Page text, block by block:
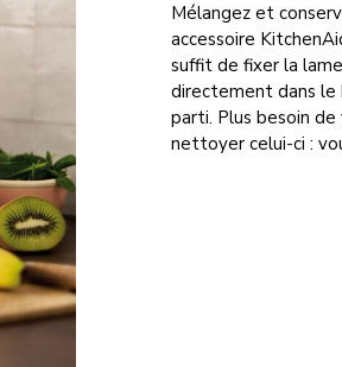
Mélangez et
accessoire
suffit de fixer la
directement dans le
parti. Plus besoin
nettoyer celui-ci :